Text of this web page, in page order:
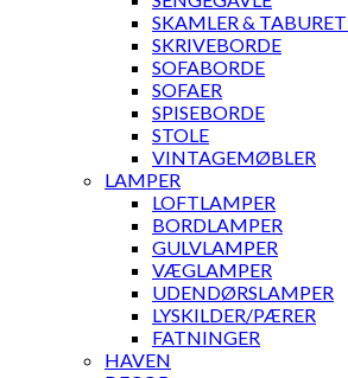
SKAMLER &
SKRIVEBORDE
SOFABORDE
SOFAER
SPISEBORDE
STOLE
VINTAGEMØBLER
LAMPER
LOFTLAMPER
BORDLAMPER
GULVLAMPER
VÆGLAMPER
UDENDØRSLAMPER
LYSKILDER/PÆRER
FATNINGER
HAVEN